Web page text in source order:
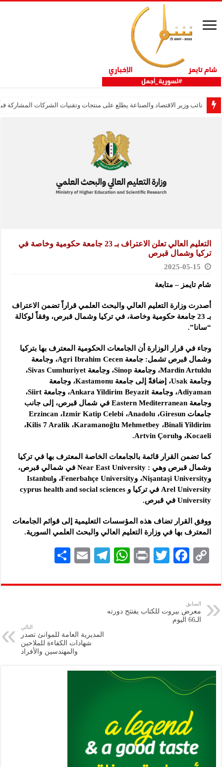
نائب وزير الاقتصاد والصناعة يطلع على منتجات وتقنيات الشركات المشاركة في
التعليم العالي تعلن الاعتراف بـ 23 جامعة حكومية وخاصة في
تركيا وشمال ‏قبرص
2025-05-15
شام تايمز – متابعة
أصدرت وزارة التعليم العالي والبحث العلمي قراراً تضمن الاعتراف
بـ 23 ‏جامعة حكومية وخاصة، في تركيا وشمال قبرص، وفقاً لوكالة
“سانا”.
وجاء في قرار الوزارة أن الجامعات ‏الحكومية المعترف بها بتركيا
وشمال قبرص تشمل: جامعة ‏Agri Ibrahim ‎Cecen، وجامعة
‏Mardin Artuklu، وجامعة ‏Sinop، وجامعة ‏Sivas ‎Cumhuriyet،
وجامعة ‏Usak، إضافةً إلى جامعة ‏Kastamonu، ‏وجامعة
‏Adiyaman، وجامعة ‏Ankara Yildirim Beyazit، وجامعة ‏Siirt،
وجامعة ‏Eastern Mediterranean‏ في شمال قبرص، إلى جانب
‏جامعات ‏Giresun، ‏Anadolu، ‏Izmir Katip Celebi، ‏Erzincan
‎Binali Yildirim، ‏Karamanoğlu Mehmetbey، ‏Kilis 7 Aralik،
‏Kocaeli، وArtvin Çoruh‏.‏
كما تضمن القرار قائمة بالجامعات الخاصة المعترف بها في تركيا
وشمال ‏قبرص وهي : ‏Near East University‏ في شمالي قبرص،
وNişantaşi ‎University، وFenerbahçe University، وIstanbul
Arel ‎University‏ في تركيا و ‏cyprus health and social sciences
‎University‏ ‏في قبرص. ‏
ووفق القرار تضاف هذه المؤسسات التعليمية إلى قوائم الجامعات
المعترف ‏بها في وزارة التعليم العالي والبحث العلمي السورية.‏
C
p
y
Li
F
eb
k
T
tt
P
nt
W
at
A
Te
gr
E
ai
ar
السابق
معرض بيروت للكتاب يفتتح دورته
الـ66 اليوم
التالي
المديرية العامة للموانئ تصدر
شهادات الكفاءة للملاحين
والمهندسين والأفراد